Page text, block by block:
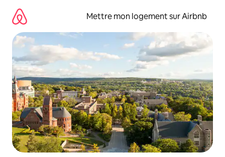
directement
contenu
Mettre mon logement sur Airbnb